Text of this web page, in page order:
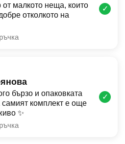
от малкото неща, които
отколкото на
✓
бързо и опаковката
комплект е още
✨
✓